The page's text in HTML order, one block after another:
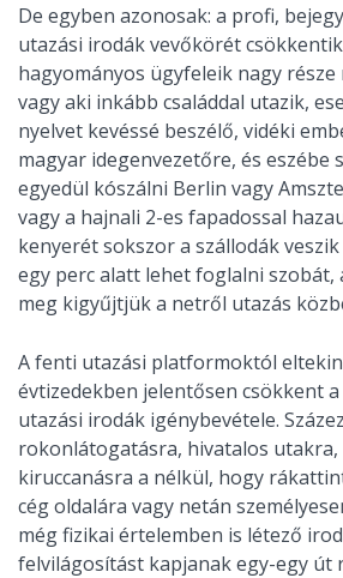
De egyben azonosak: a profi,
utazási irodák vevőkörét
hagyományos ügyfeleik nagy
vagy aki inkább családdal utazik,
nyelvet kevéssé beszélő, vidéki
magyar idegenvezetőre, és eszébe
egyedül kószálni Berlin vagy
vagy a hajnali 2-es fapadossal
kenyerét sokszor a szállodák
egy perc alatt lehet foglalni szobát,
meg kigyűjtjük a netről utazás
A fenti utazási platformoktól
évtizedekben jelentősen csökkent
utazási irodák igénybevétele.
rokonlátogatásra, hivatalos
kiruccanásra a nélkül, hogy
cég oldalára vagy netán
még fizikai értelemben is létező
felvilágosítást kapjanak egy-egy út